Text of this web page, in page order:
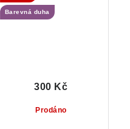
Barevná duha
Prodáno
300 Kč